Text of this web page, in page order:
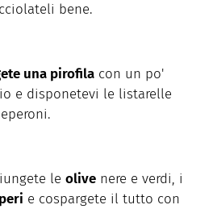
bene.
una pirofila con un po'
e disponetevi le listarelle
le olive nere e verdi, i
e cospargete il tutto con